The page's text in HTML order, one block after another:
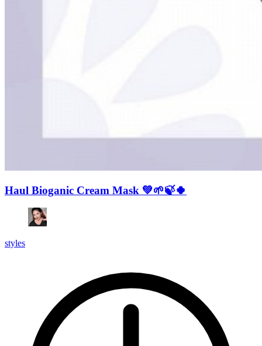
Haul Bioganic Cream Mask 💚🌱🍃🍀
styles